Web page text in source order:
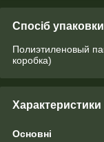
Спосіб упаковки
Полиэтиленовый
коробка)
Характеристики
Основні